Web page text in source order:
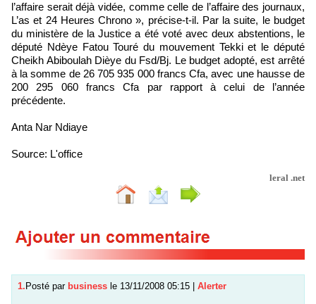
l’affaire serait déjà vidée, comme celle de l’affaire des journaux,
L’as et 24 Heures Chrono », précise-t-il. Par la suite, le budget
du ministère de la Justice a été voté avec deux abstentions, le
député Ndèye Fatou Touré du mouvement Tekki et le député
Cheikh Abiboulah Dièye du Fsd/Bj. Le budget adopté, est arrêté
à la somme de 26 705 935 000 francs Cfa, avec une hausse de
200 295 060 francs Cfa par rapport à celui de l’année
précédente.
Anta Nar Ndiaye
Source: L'office
leral .net
1. Posté par business le 13/11/2008 05:15 Alerter